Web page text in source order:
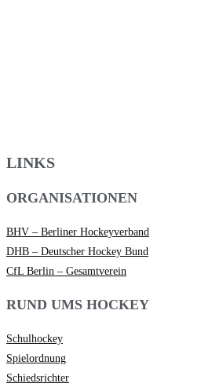
LINKS
ORGANISATIONEN
BHV – Berliner Hockeyverband
DHB – Deutscher Hockey Bund
CfL Berlin – Gesamtverein
RUND UMS HOCKEY
Schulhockey
Spielordnung
Schiedsrichter